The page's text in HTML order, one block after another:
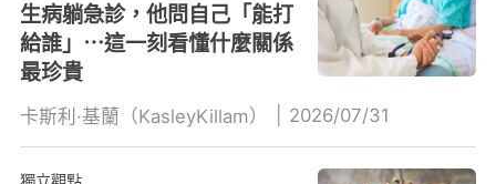
生病躺急診，他問自己「能打
給誰」⋯這一刻看懂什麼關係
最珍貴
卡斯利·基蘭（KasleyKillam） 2026/07/31